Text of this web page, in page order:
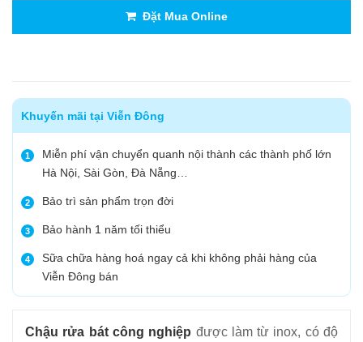
Đặt Mua Online
Khuyến mãi tại Viễn Đông
1
Miễn phí vận chuyển quanh nội thành các thành phố lớn
Hà Nội, Sài Gòn, Đà Nẵng…
2 Bảo trì sản phẩm trọn đời
3 Bảo hành 1 năm tối thiểu
4
Sữa chữa hàng hoá ngay cả khi không phải hàng của
Viễn Đông bán
Chậu rửa bát công nghiệp được làm từ inox, có độ
THIẾT BỊ BẾP CÔNG NGHIỆP